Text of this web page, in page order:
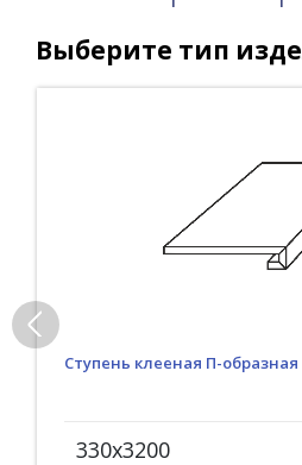
Выберите тип
Ступень клееная П-
330x3200